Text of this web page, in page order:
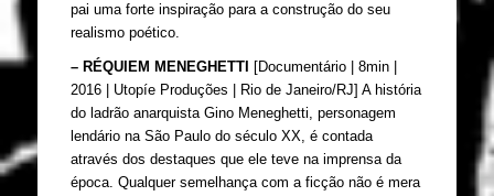
pai uma forte inspiração para a construção do seu
realismo poético.
– RÉQUIEM MENEGHETTI
[Documentário | 8min |
2016 | Utopíe Produções | Rio de Janeiro/RJ] A história
do ladrão anarquista Gino Meneghetti, personagem
lendário na São Paulo do século XX, é contada
através dos destaques que ele teve na imprensa da
época. Qualquer semelhança com a ficção não é mera